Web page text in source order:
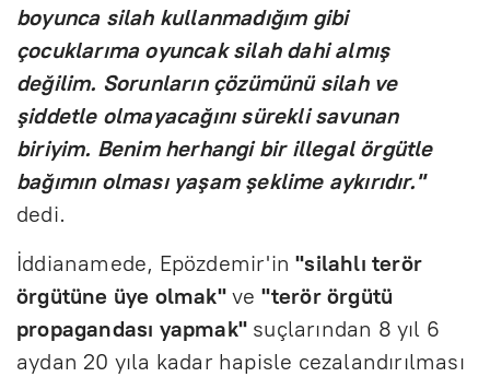
boyunca silah kullanmadığım gibi
çocuklarıma oyuncak silah dahi almış
değilim. Sorunların çözümünü silah ve
şiddetle olmayacağını sürekli savunan
biriyim. Benim herhangi bir illegal örgütle
bağımın olması yaşam şeklime aykırıdır."
dedi.
İddianamede, Epözdemir'in"silahlı terör
örgütüne üye olmak"ve "terör örgütü
propagandası yapmak" suçlarından 8 yıl 6
aydan 20 yıla kadar hapisle cezalandırılması